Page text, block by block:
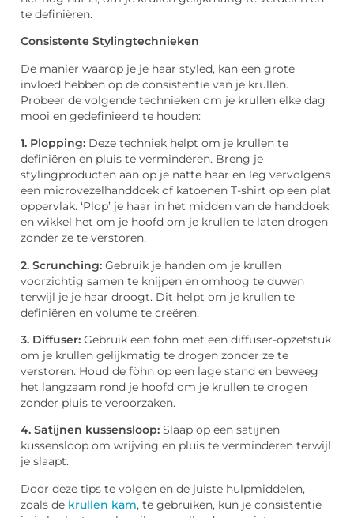
te definiëren.
Consistente Stylingtechnieken
De manier waarop je je haar styled, kan een grote
invloed hebben op de consistentie van je krullen.
Probeer de volgende technieken om je krullen elke dag
mooi en gedefinieerd te houden:
1. Plopping: Deze techniek helpt om je krullen te
definiëren en pluis te verminderen. Breng je
stylingproducten aan op je natte haar en leg vervolgens
een microvezelhanddoek of katoenen T-shirt op een plat
oppervlak. ‘Plop’ je haar in het midden van de handdoek
en wikkel het om je hoofd om je krullen te laten drogen
zonder ze te verstoren.
2. Scrunching: Gebruik je handen om je krullen
voorzichtig samen te knijpen en omhoog te duwen
terwijl je je haar droogt. Dit helpt om je krullen te
definiëren en volume te creëren.
3. Diffuser: Gebruik een föhn met een diffuser-opzetstuk
om je krullen gelijkmatig te drogen zonder ze te
verstoren. Houd de föhn op een lage stand en beweeg
het langzaam rond je hoofd om je krullen te drogen
zonder pluis te veroorzaken.
4. Satijnen kussensloop: Slaap op een satijnen
kussensloop om wrijving en pluis te verminderen terwijl
je slaapt.
Door deze tips te volgen en de juiste hulpmiddelen,
zoals de krullen kam, te gebruiken, kun je consistentie